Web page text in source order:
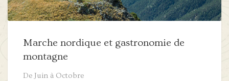
Marche nordique et gastronomie de
montagne
De Juin à Octobre